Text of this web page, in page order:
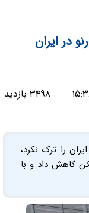
در ایران
۳۴۹۸ بازدید
را ترک نکرد،
کاهش داد و با